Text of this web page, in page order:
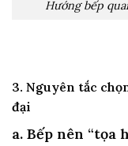
Hướng bếp
3. Nguyên tắc
đại
a. Bếp nên “tọa